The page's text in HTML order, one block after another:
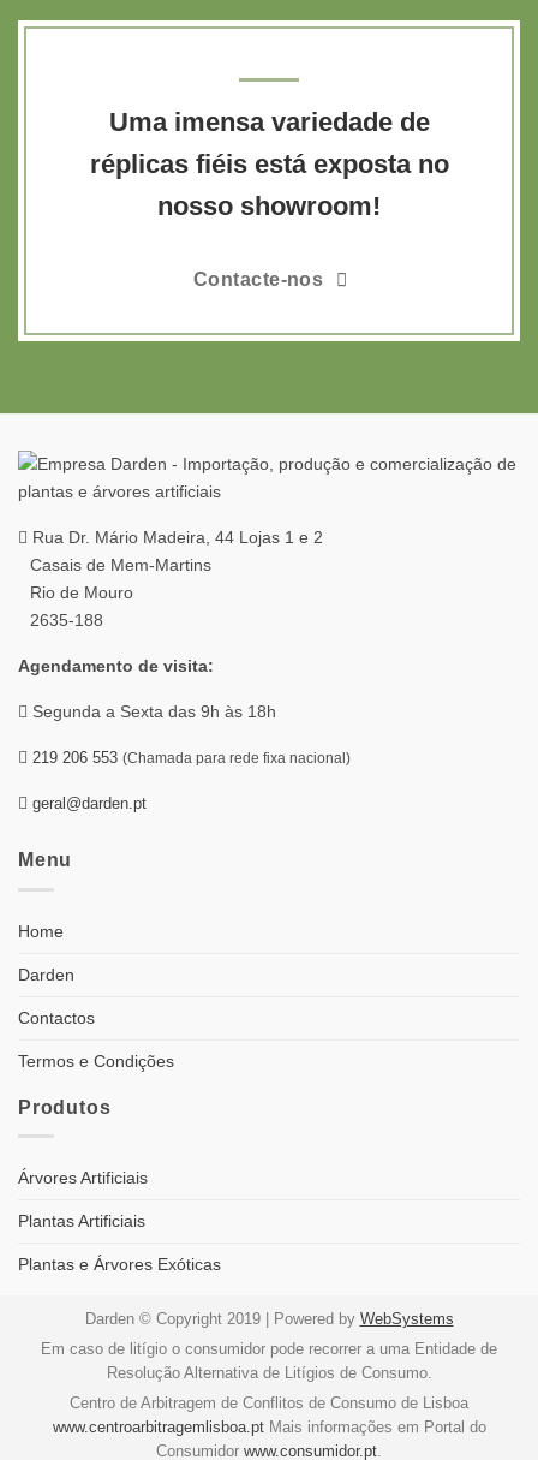
Uma imensa variedade de
réplicas fiéis está exposta no
nosso showroom!
Contacte-nos
Rua Dr. Mário Madeira, 44 Lojas 1 e 2
Casais de Mem-Martins
Rio de Mouro
2635-188
Agendamento de visita:
Segunda a Sexta das 9h às 18h
219 206 553 (Chamada para rede fixa nacional)
geral@darden.pt
Menu
Home
Darden
Contactos
Termos e Condições
Produtos
Árvores Artificiais
Plantas Artificiais
Plantas e Árvores Exóticas
Darden © Copyright 2019 | Powered by WebSystems
Em caso de litígio o consumidor pode recorrer a uma Entidade de
Resolução Alternativa de Litígios de Consumo.
Centro de Arbitragem de Conflitos de Consumo de Lisboa
www.centroarbitragemlisboa.ptMais informações em Portal do
Consumidor www.consumidor.pt.